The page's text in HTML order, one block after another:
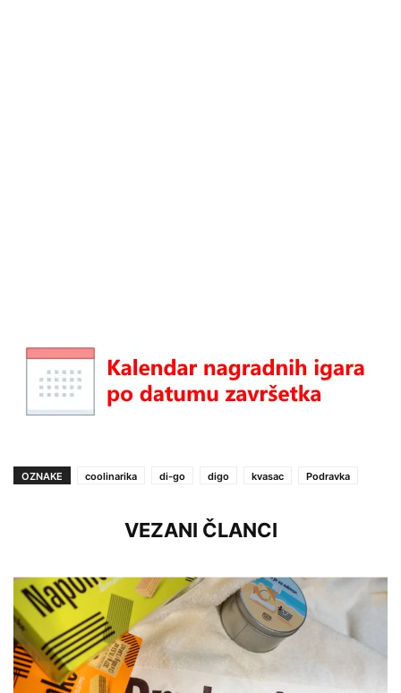
OZNAKE coolinarika di-go digo kvasac Podravka
VEZANI ČLANCI